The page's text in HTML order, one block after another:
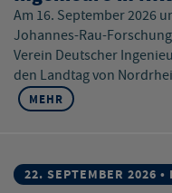
Am 16. September 2026
Johannes-Rau-
Verein Deutscher
den Landtag von
MEHR
22. SEPTEMBER 2026 •